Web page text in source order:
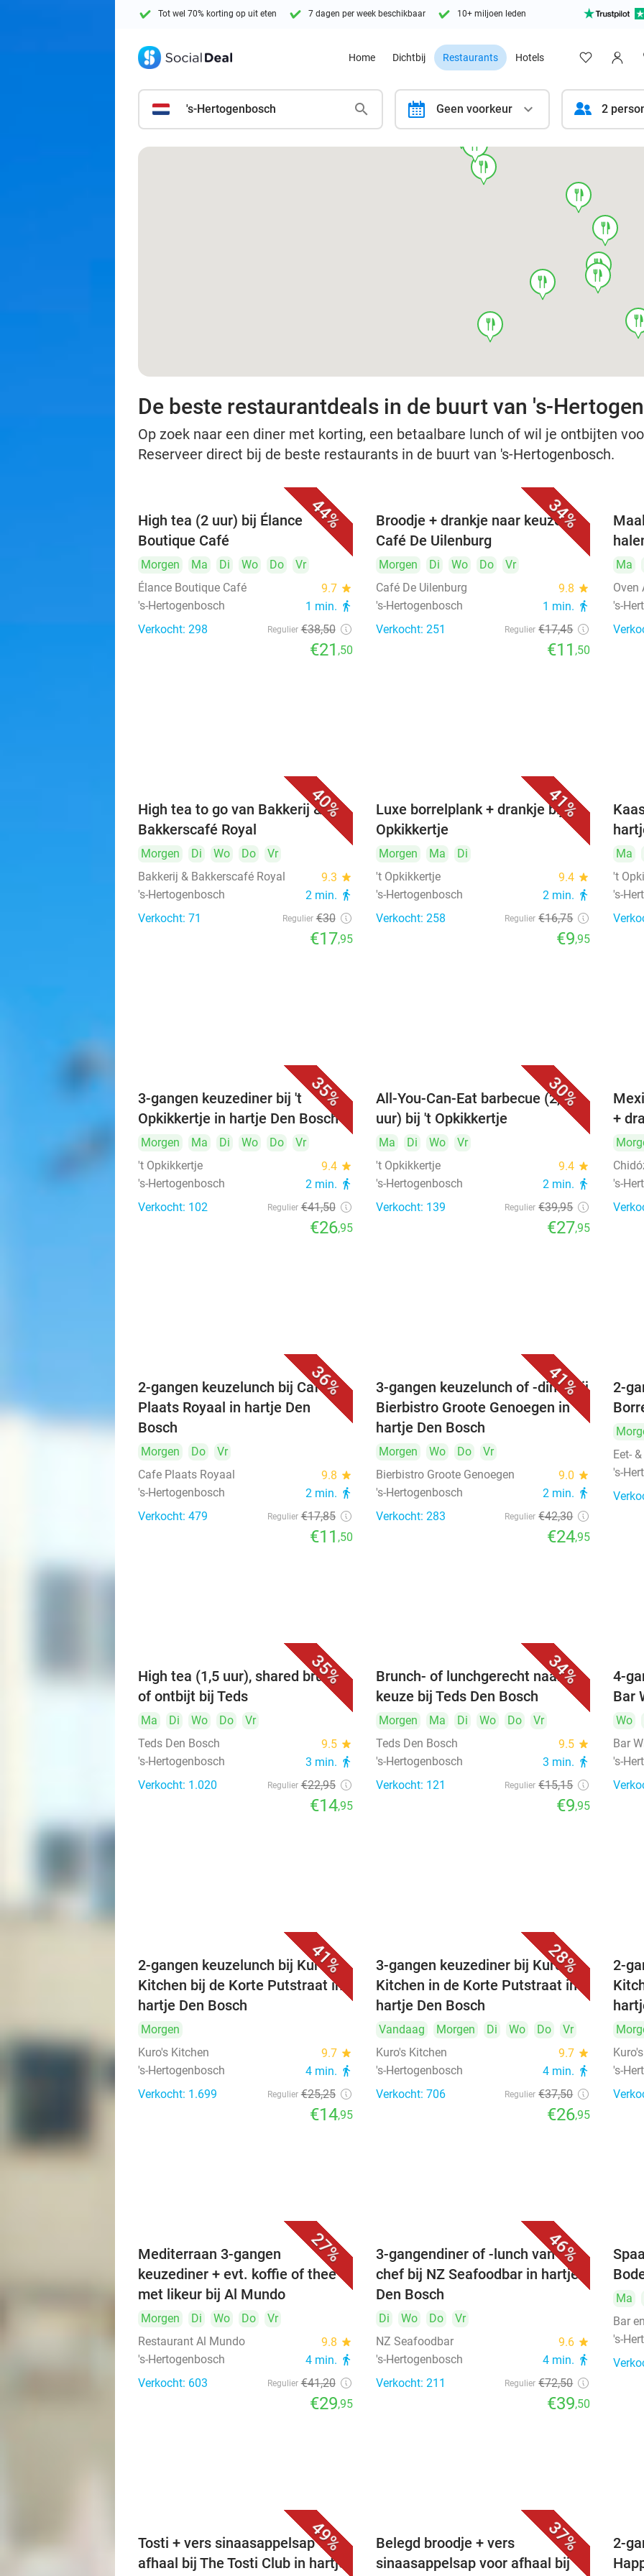
Tot wel 70% korting op uit eten 7 dagen per week beschikbaar 10+ miljoen leden
Home Dichtbij Restaurants Hotels
's-Hertogenbosch calendar Geen voorkeur 2
food
food
food
food
food
food
food
food
food
food
De beste restaurantdeals in de buurt van 's-
Op zoek naar een diner met korting, een betaalbare lunch of wil je ontbijten
Reserveer direct bij de beste restaurants in de buurt van 's-Hertogenbosch.
44%
High tea (2 uur) bij Élance
Boutique Café
Morgen Ma Di Wo Do
Vr
Élance Boutique Café
9.7 star
's-Hertogenbosch 1 min. directions_walk
Verkocht: 298 Regulier €38,50
€21 ,50
34%
Broodje + drankje naar keuze bij
Café De Uilenburg
Morgen Di Wo Do
Vr
Café De Uilenburg
9.8 star
's-Hertogenbosch 1 min. directions_walk
Verkocht: 251 Regulier €17,45
€11,50
Ma
Oven
's-
40%
High tea to go van Bakkerij &
Bakkerscafé Royal
Morgen Di Wo Do
Vr
Bakkerij & Bakkerscafé Royal
9.3 star
's-Hertogenbosch 2 min. directions_walk
Verkocht: 71 Regulier €30
€17,95
41%
Luxe borrelplank + drankje bij 't
Opkikkertje
Morgen Ma
Di
't Opkikkertje
9.4 star
's-Hertogenbosch 2 min. directions_walk
Verkocht: 258 Regulier €16,75
€9,95
Ma
't
's-
35%
3-gangen keuzediner bij 't
Opkikkertje in hartje Den Bosch
Morgen Ma Di Wo Do
Vr
't Opkikkertje
9.4 star
's-Hertogenbosch 2 min. directions_walk
Verkocht: 102 Regulier €41,50
€26,95
30%
All-You-Can-Eat barbecue (2,5
uur) bij 't Opkikkertje
Ma Di Wo
Vr
't Opkikkertje
9.4 star
's-Hertogenbosch 2 min. directions_walk
Verkocht: 139 Regulier €39,95
€27,95
+
's-
36%
2-gangen keuzelunch bij Café
Plaats Royaal in hartje Den
Bosch
Morgen Do
Vr
Cafe Plaats Royaal
9.8 star
's-Hertogenbosch 2 min. directions_walk
Verkocht: 479 Regulier €17,85
€11 ,50
41%
3-gangen keuzelunch of -diner bij
Bierbistro Groote Genoegen in
hartje Den Bosch
Morgen Wo Do
Vr
Bierbistro Groote Genoegen
9.0 star
's-Hertogenbosch 2 min. directions_walk
Verkocht: 283 Regulier €42,30
€24,95
2-
Eet-
's-
35%
High tea (1,5 uur), shared brunch
of ontbijt bij Teds
Ma Di Wo Do
Vr
Teds Den Bosch
9.5 star
's-Hertogenbosch 3 min. directions_walk
Verkocht: 1.020 Regulier €22,95
€14,95
34%
Brunch- of lunchgerecht naar
keuze bij Teds Den Bosch
Morgen Ma Di Wo Do
Vr
Teds Den Bosch
9.5 star
's-Hertogenbosch 3 min. directions_walk
Verkocht: 121 Regulier €15,15
€9,95
4-
Bar
Wo
Bar
's-
41%
2-gangen keuzelunch bij Kuro's
Kitchen bij de Korte Putstraat in
hartje Den Bosch
Morgen
Kuro's Kitchen
9.7 star
's-Hertogenbosch 4 min. directions_walk
Verkocht: 1.699 Regulier €25,25
€14,95
28%
3-gangen keuzediner bij Kuro's
Kitchen in de Korte Putstraat in
hartje Den Bosch
Vandaag Morgen Di Wo Do
Vr
Kuro's Kitchen
9.7 star
's-Hertogenbosch 4 min. directions_walk
Verkocht: 706 Regulier €37,50
€26,95
2-
's-
27%
Mediterraan 3-gangen
keuzediner + evt. koffie of thee
met likeur bij Al Mundo
Morgen Di Wo Do
Vr
Restaurant Al Mundo
9.8 star
's-Hertogenbosch 4 min. directions_walk
Verkocht: 603 Regulier €41,20
€29,95
46%
3-gangendiner of -lunch van de
chef bij NZ Seafoodbar in hartje
Den Bosch
Di Wo Do
Vr
NZ Seafoodbar
9.6 star
's-Hertogenbosch 4 min. directions_walk
Verkocht: 211 Regulier €72,50
€39,50
Ma
Bar
's-
49%
Tosti + vers sinaasappelsap voor
afhaal bij The Tosti Club in hartje
37%
Belegd broodje + vers
sinaasappelsap voor afhaal bij
2-